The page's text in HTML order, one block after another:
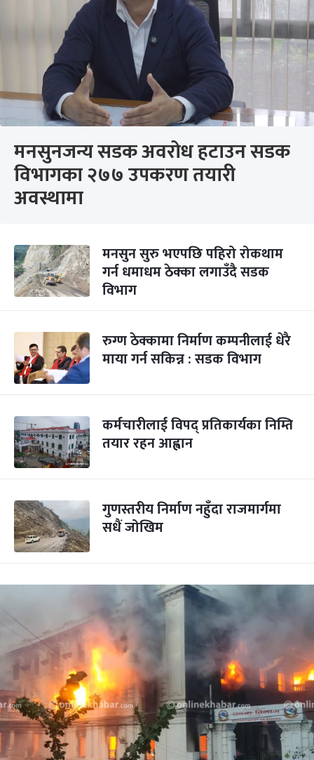
मनसुनजन्य सडक अवरोध हटाउन सडक
विभागका २७७ उपकरण तयारी
अवस्थामा
मनसुन सुरु भएपछि पहिरो रोकथाम
गर्न धमाधम ठेक्का लगाउँदै सडक
विभाग
रुग्ण ठेक्कामा निर्माण कम्पनीलाई धेरै
माया गर्न सकिन्न : सडक विभाग
कर्मचारीलाई विपद् प्रतिकार्यका निम्ति
तयार रहन आह्वान
गुणस्तरीय निर्माण नहुँदा राजमार्गमा
सधैं जोखिम